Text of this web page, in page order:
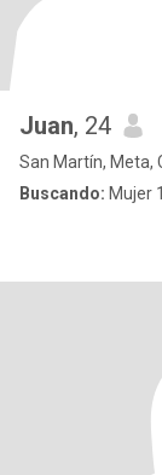
Juan, 24
San Martín, Meta,
Buscando: Mujer